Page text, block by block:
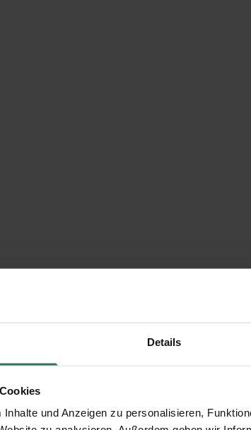
Details
und Anzeigen zu personalisieren,